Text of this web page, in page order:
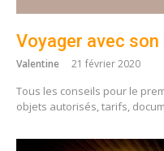
Voyager avec son
Valentine 21 février 2020
Tous les conseils pour le
objets autorisés, tarifs,